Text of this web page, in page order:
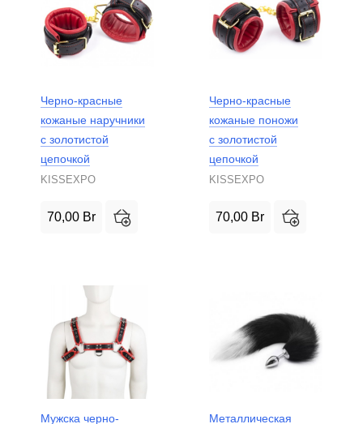
Черно-красные
кожаные наручники
с золотистой
цепочкой
KISSEXPO
70,00 Br
Черно-красные
кожаные поножи
с золотистой
цепочкой
KISSEXPO
70,00 Br
Мужска черно-
Металлическая